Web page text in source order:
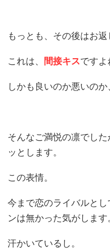
もっとも、その後はお返
これは、 間接キスですよ
しかも良いのか悪いの
そんなご満悦の凛でし
ッとします。
この表情。
今まで恋のライバルと
ンは無かった気がします
汗かいているし。